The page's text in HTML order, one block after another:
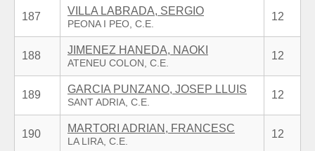
187 VILLA LABRADA, SERGIO 12
188 JIMENEZ HANEDA, NAOKI 12
189 GARCIA PUNZANO, JOSEP LLUIS 12
190 MARTORI ADRIAN, FRANCESC 12